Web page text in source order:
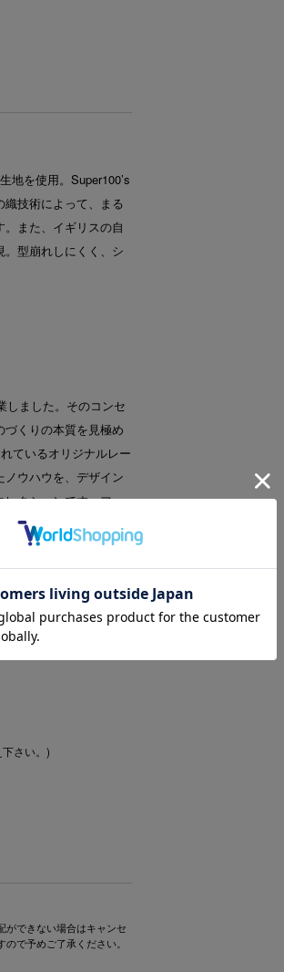
地を使用。Super100’s
技術によって、まる
また、イギリスの自
型崩れしにくく、シ
しました。そのコンセ
くりの本質を見極め
ているオリジナルレー
ウハウを、デザイン
クションです。フォ
ウェアの新提案など
なデザインのコレク
る、かつてないワー
さい。)
ができない場合はキャンセ
で予めご了承ください。